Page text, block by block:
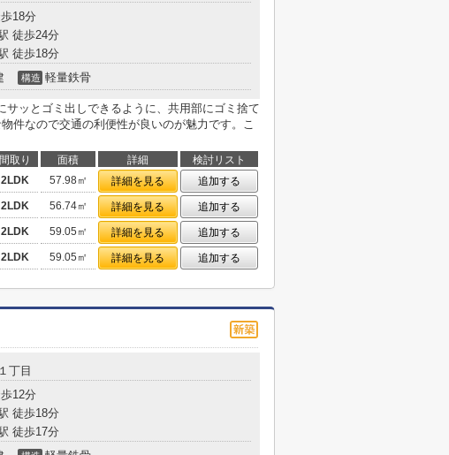
18分
徒歩24分
徒歩18分
構造 軽量鉄骨
サッとゴミ出しできるように、共用部にゴミ捨て
件なので交通の利便性が良いのが魅力です。こ
間取り 面積 詳細
検討リスト
2LDK 57.98㎡ 詳細を見る
追加する
2LDK 56.74㎡ 詳細を見る
追加する
2LDK 59.05㎡ 詳細を見る
追加する
2LDK 59.05㎡ 詳細を見る 追加する
１丁目
12分
徒歩18分
徒歩17分